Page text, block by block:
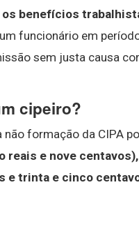
os benefícios
funcionário em
sem justa causa
cipeiro?
formação da CIPA
e nove
e trinta e cinco